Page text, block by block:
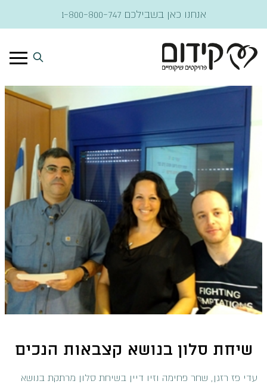
אנחנו כאן בשבילכם 1-800-800-747
שיחת סלון בנושא קצבאות הנכים
עדי פז רזגן, שחר פחימה וזיו דיין בשיחת סלון מרתקת בנושא